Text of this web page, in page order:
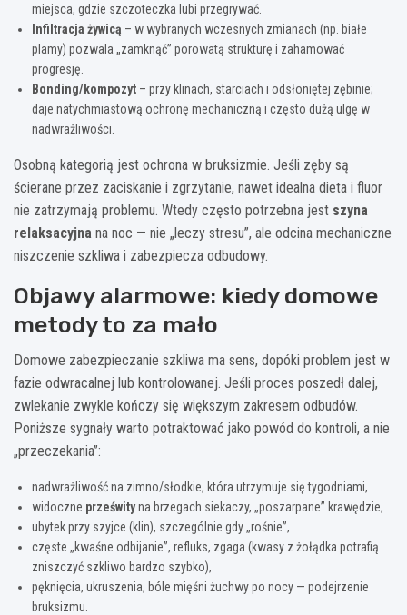
miejsca, gdzie szczoteczka lubi przegrywać.
Infiltracja żywicą – w wybranych wczesnych zmianach (np. białe
plamy) pozwala „zamknąć” porowatą strukturę i zahamować
progresję.
Bonding/kompozyt – przy klinach, starciach i odsłoniętej zębinie;
daje natychmiastową ochronę mechaniczną i często dużą ulgę w
nadwrażliwości.
Osobną kategorią jest ochrona w bruksizmie. Jeśli zęby są
ścierane przez zaciskanie i zgrzytanie, nawet idealna dieta i fluor
nie zatrzymają problemu. Wtedy często potrzebna jest szyna
relaksacyjna na noc — nie „leczy stresu”, ale odcina mechaniczne
niszczenie szkliwa i zabezpiecza odbudowy.
Objawy alarmowe: kiedy domowe
metody to za mało
Domowe zabezpieczanie szkliwa ma sens, dopóki problem jest w
fazie odwracalnej lub kontrolowanej. Jeśli proces poszedł dalej,
zwlekanie zwykle kończy się większym zakresem odbudów.
Poniższe sygnały warto potraktować jako powód do kontroli, a nie
„przeczekania”:
nadwrażliwość na zimno/słodkie, która utrzymuje się tygodniami,
widoczne prześwityna brzegach siekaczy, „poszarpane” krawędzie,
ubytek przy szyjce (klin), szczególnie gdy „rośnie”,
częste „kwaśne odbijanie”, refluks, zgaga (kwasy z żołądka potrafią
zniszczyć szkliwo bardzo szybko),
pęknięcia, ukruszenia, bóle mięśni żuchwy po nocy — podejrzenie
bruksizmu.